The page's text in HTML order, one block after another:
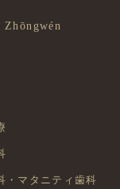
・マタニティ歯科